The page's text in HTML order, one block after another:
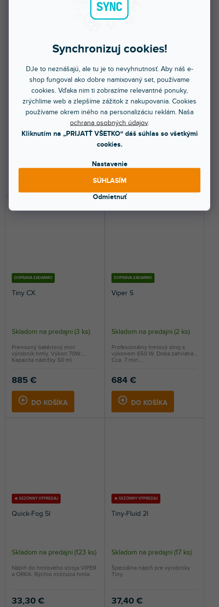
Synchronizuj cookies!
DJe to neznášajú, ale tu je to nevyhnutnosť. Aby náš e-
shop fungoval ako dobre namixovaný set, používame
cookies. Vďaka nim ti zobrazíme relevantné ponuky,
zrýchlime web a zlepšíme zážitok z nakupovania. Cookies
používame okrem iného na personalizáciu reklám. Naša
ochrana osobných údajov.
Kliknutím na „PRIJATŤ VŠETKO“ dáš súhlas so všetkými
cookies.
Nastavenie
Odmietnuť
SÚHLASÍM
Power-Tiny
Skladom na predajni(6 ks)
Prenosný batériový mini
výrobník hmly s výkonom 400W.
Výdrž batérie 10min pri...
Viper NT
Skladom na predajni( 3 ks)
821 €
Vysoko výkonný hmlový stroj so
vstavaným časovačom a DMX.
DOPRAVA ZADARMO
Tiny CX
Skladom na predajni (3 ks)
885 €
DO KOŠÍKA
Prenosný batériový mini
výrobník hmly. Výkon 70W.
Kapacita nádržky 50 ml.
DOPRAVA ZADARMO
Viper S
Skladom na predajni (2 ks)
684 €
DO KOŠÍKA
Profesionálny hmlový stroj s
výkonom 650 W. Doba zahriatia:
Cca. 7 min....
🔥 SEZÓNNY VÝPREDAJ
Quick-Fog 5l
Skladom na predajni (123 ks)
33,30 €
Náplň do hmlového stroja VIPER
a ORKA. Rýchlo miznúca hmla.
🔥 SEZÓNNY VÝPREDAJ
Tiny-Fluid 2l
Skladom na predajni (17 ks)
37,40 €
Špeciálna náplň pre výrobníky
Tiny.